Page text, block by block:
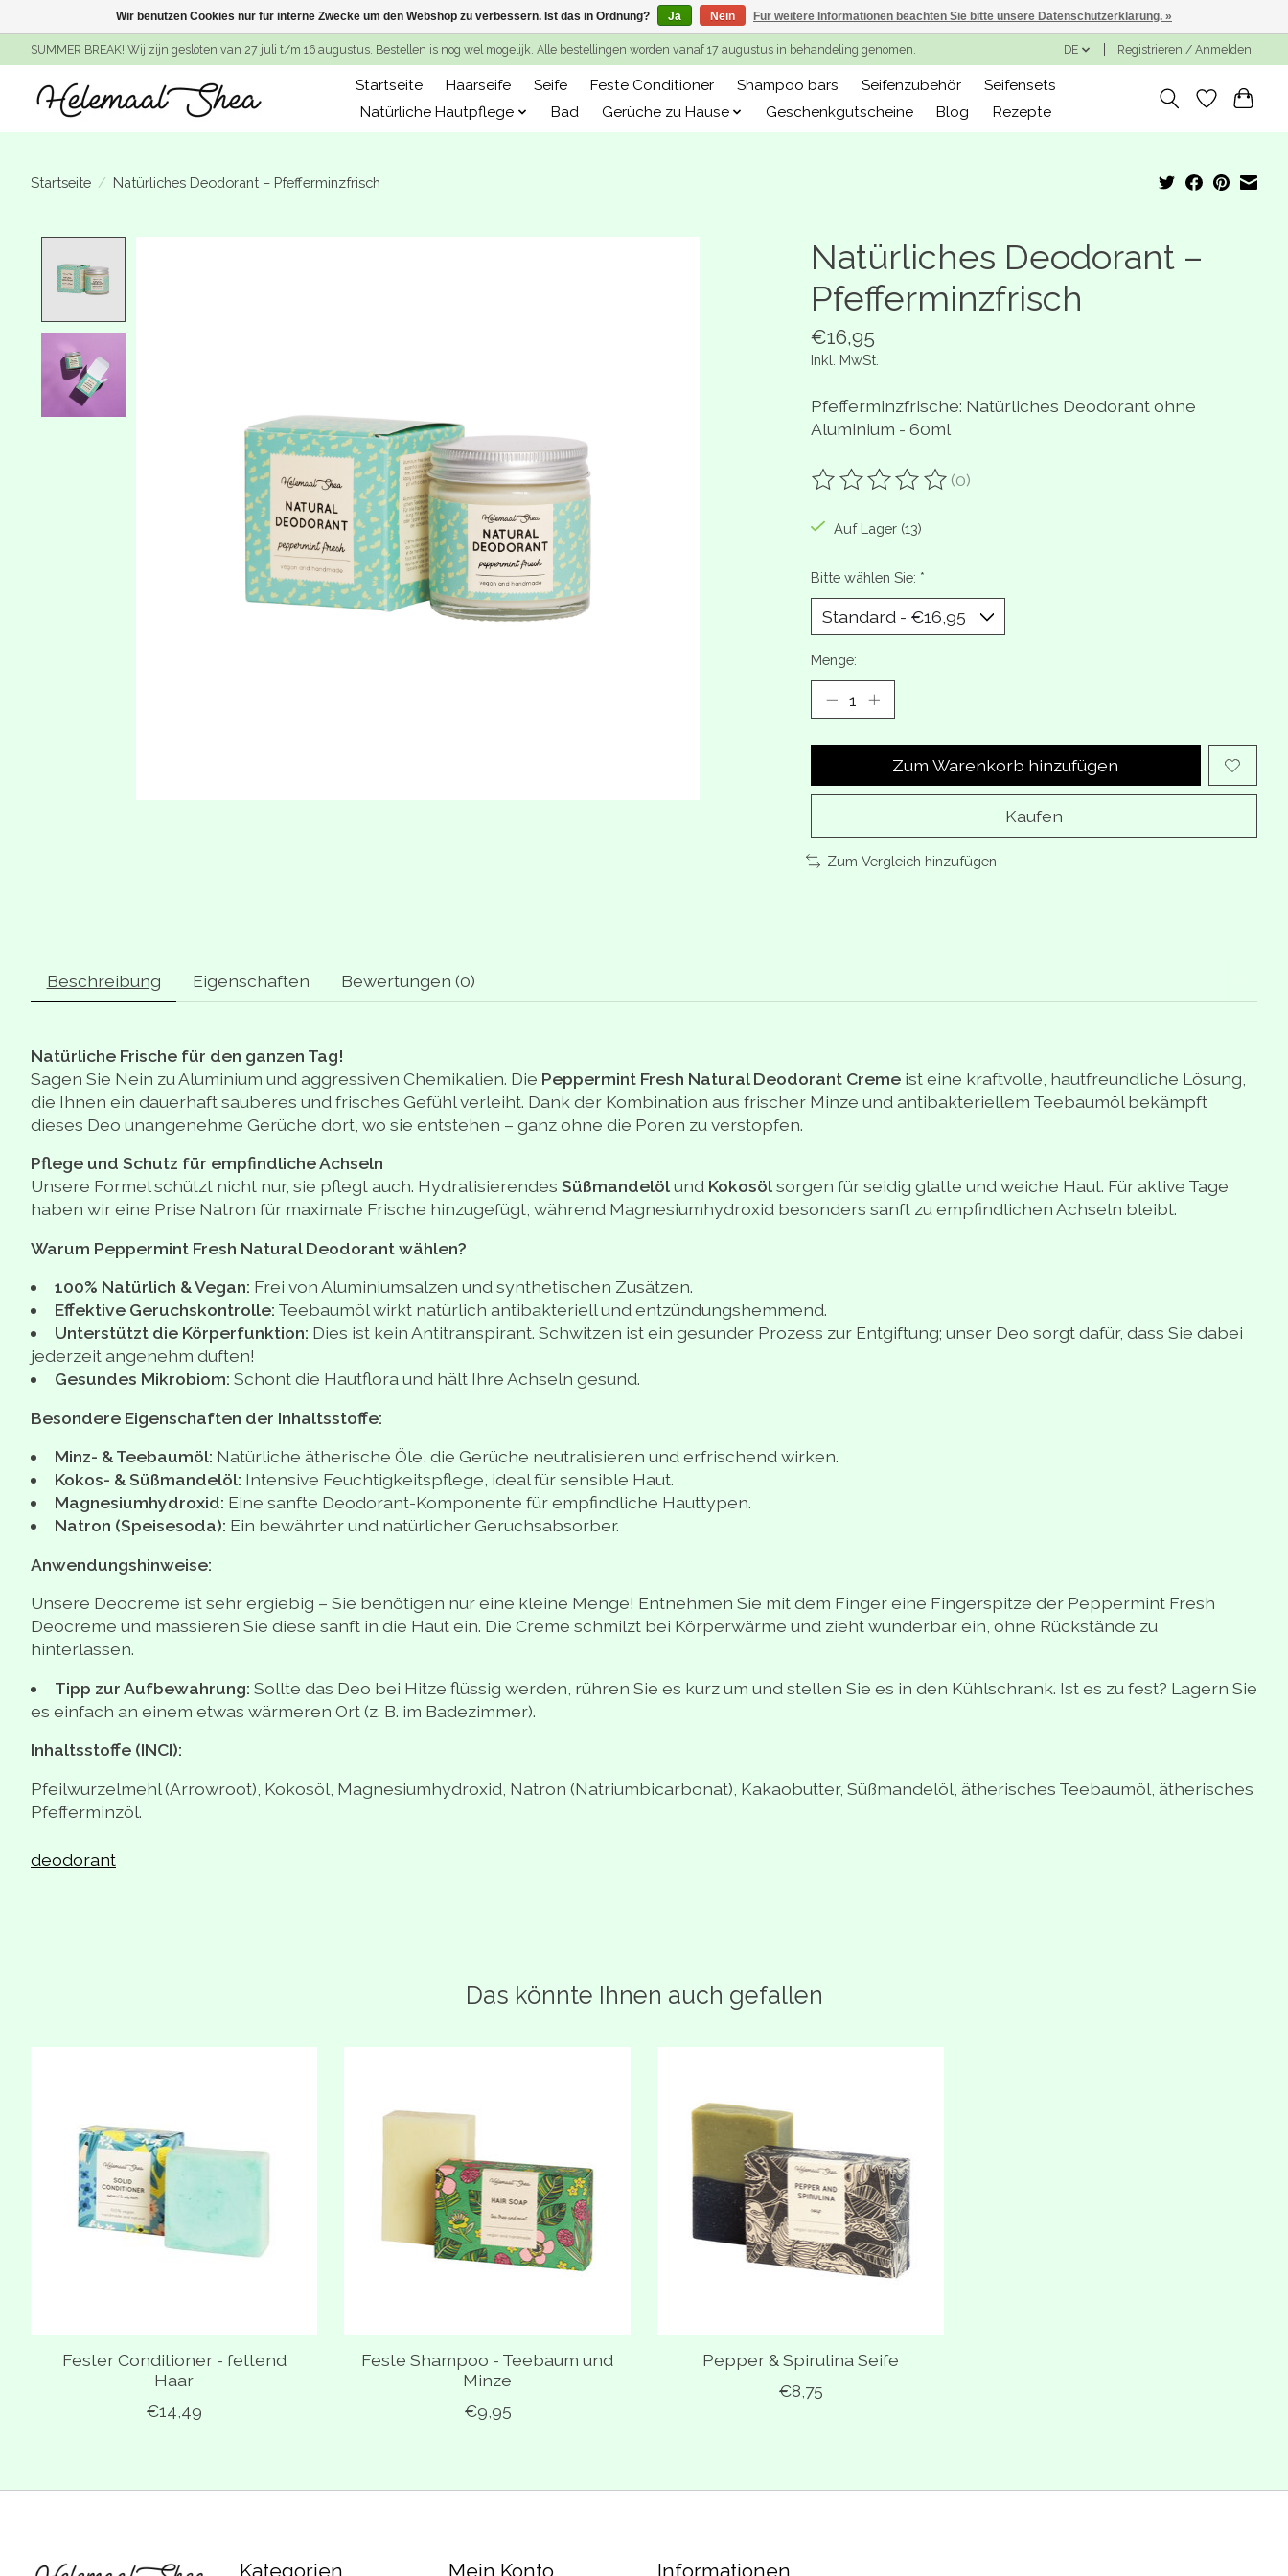
SUMMER BREAK! Wij zijn gesloten van 27 juli t/m 16 augustus. Bestellen is nog wel mogelijk. Alle bestellingen worden vanaf 17 augustus in behandeling genomen. DE Registrieren / Anmelden
Startseite Haarseife Seife Feste Conditioner Shampoo bars Seifenzubehör
Seifensets
Natürliche Hautpflege
Bad Gerüche zu Hause Geschenkgutscheine Blog Rezepte
Startseite / Natürliches Deodorant – Pfefferminzfrisch
Natürliches Deodorant –
Pfefferminzfrisch
€16,95
Inkl. MwSt.
Pfefferminzfrische: Natürliches Deodorant ohne
Aluminium - 60ml
Die Bewertung dieses Produkts ist
(0)
Auf Lager (13)
Bitte wählen Sie: *
Menge:
Zum Warenkorb hinzufügen
Kaufen
Zum Vergleich hinzufügen
Beschreibung Eigenschaften Bewertungen (0)
Natürliche Frische für den ganzen Tag!
Sagen Sie Nein zu Aluminium und aggressiven Chemikalien. Die Peppermint Fresh Natural Deodorant Creme ist eine kraftvolle, hautfreundliche Lösung,
die Ihnen ein dauerhaft sauberes und frisches Gefühl verleiht. Dank der Kombination aus frischer Minze und antibakteriellem Teebaumöl bekämpft
dieses Deo unangenehme Gerüche dort, wo sie entstehen – ganz ohne die Poren zu verstopfen.
Pflege und Schutz für empfindliche Achseln
Unsere Formel schützt nicht nur, sie pflegt auch. Hydratisierendes Süßmandelölund Kokosölsorgen für seidig glatte und weiche Haut. Für aktive Tage
haben wir eine Prise Natron für maximale Frische hinzugefügt, während Magnesiumhydroxid besonders sanft zu empfindlichen Achseln bleibt.
Warum Peppermint Fresh Natural Deodorant wählen?
100% Natürlich & Vegan: Frei von Aluminiumsalzen und synthetischen Zusätzen.
Effektive Geruchskontrolle: Teebaumöl wirkt natürlich antibakteriell und entzündungshemmend.
Unterstützt die Körperfunktion: Dies ist kein Antitranspirant. Schwitzen ist ein gesunder Prozess zur Entgiftung; unser Deo sorgt dafür, dass Sie dabei
jederzeit angenehm duften!
Gesundes Mikrobiom: Schont die Hautflora und hält Ihre Achseln gesund.
Besondere Eigenschaften der Inhaltsstoffe:
Minz- & Teebaumöl: Natürliche ätherische Öle, die Gerüche neutralisieren und erfrischend wirken.
Kokos- & Süßmandelöl: Intensive Feuchtigkeitspflege, ideal für sensible Haut.
Magnesiumhydroxid: Eine sanfte Deodorant-Komponente für empfindliche Hauttypen.
Natron (Speisesoda): Ein bewährter und natürlicher Geruchsabsorber.
Anwendungshinweise:
Unsere Deocreme ist sehr ergiebig – Sie benötigen nur eine kleine Menge! Entnehmen Sie mit dem Finger eine Fingerspitze der Peppermint Fresh
Deocreme und massieren Sie diese sanft in die Haut ein. Die Creme schmilzt bei Körperwärme und zieht wunderbar ein, ohne Rückstände zu
hinterlassen.
Tipp zur Aufbewahrung: Sollte das Deo bei Hitze flüssig werden, rühren Sie es kurz um und stellen Sie es in den Kühlschrank. Ist es zu fest? Lagern Sie
es einfach an einem etwas wärmeren Ort (z. B. im Badezimmer).
Inhaltsstoffe (INCI):
Pfeilwurzelmehl (Arrowroot), Kokosöl, Magnesiumhydroxid, Natron (Natriumbicarbonat), Kakaobutter, Süßmandelöl, ätherisches Teebaumöl, ätherisches
Pfefferminzöl.
deodorant
Das könnte Ihnen auch gefallen
Fester Conditioner - fettend
Haar
€14,49
Feste Shampoo - Teebaum und
Minze
€9,95
Pepper & Spirulina Seife
€8,75
Kategorien Mein Konto Informationen
Wir benutzen Cookies nur für interne Zwecke um den Webshop zu verbessern. Ist das in Ordnung? Ja Nein Für weitere Informationen beachten Sie bitte unsere Datenschutzerklärung. »